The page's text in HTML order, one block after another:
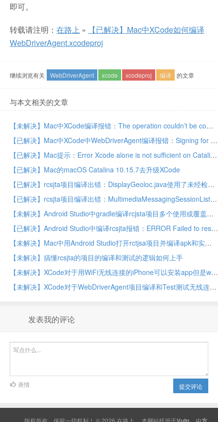
即可。
转载请注明： 在路上 »
【已解决】Mac中XCode如何编译
WebDriverAgent.xcodeproj
继续浏览有关 WebDriverAgent xcode xcodeproj 编译 的文章
与本文相关的文章
【未解决】Mac中XCode编译报错：The operation couldn’t be completed. Unable to log in with account account rejected
【已解决】Mac中XCode中WebDriverAgent编译报错：Signing for IntegrationApp requires a development team
【已解决】Mac提示：Error Xcode alone is not sufficient on Catalina
【已解决】Mac的macOS Catalina 10.15.7去升级XCode
【已解决】rcsjta项目编译出错：DisplayGeoloc.java使用了未经检查或不安全的操作
【已解决】rcsjta项目编译出错：MultimediaMessagingSessionListenerImpl.java使用或覆盖了已过时的API
【未解决】Android Studio中gradle编译rcjsta项目多个使用或覆盖了已过时的API等报错
【已解决】Android Studio中编译rcsjta报错：ERROR Failed to resolve play-services
【未解决】Mac中用Android Studio打开rctjsa项目并编译apk和实时调试安卓手机小米9
【未解决】搞懂rcsjta的项目的编译和测试的逻辑如何上手
【未解决】XCode对于用WiFi无线连接的iPhone可以安装app但是wda的test最终失败：WebDriverAgentRunner-Runner Exiting due to IDE disconnection
【未解决】XCode对于WebDriverAgent项目编译和Test测试无线连接的iPhone
发表我的评论
提交评论
表情
版权所有，保留一切权利！ © 2026 在路上 本网站托管于 ，由